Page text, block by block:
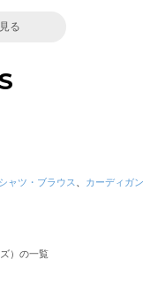
る
シャツ・ブラウス
カーディガン
）の一覧
モスモス）の一覧